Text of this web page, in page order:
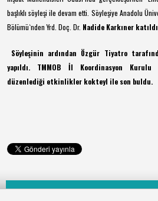
başlıklı söyleşi ile devam etti. Söyleşiye Anadolu
Bölümü`nden Yrd. Doç. Dr. Nadide Karkıner
Söyleşinin ardından Özgür Tiyatro
yapıldı. TMMOB İl Koordinasyon Kurulu
düzenlediği etkinlikler kokteyl ile son buldu.